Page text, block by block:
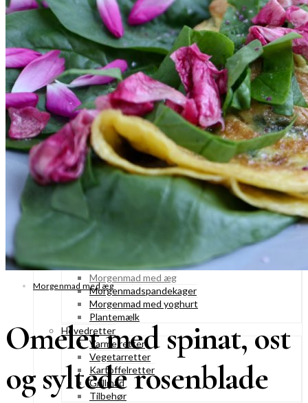
OPSKRIFTER
Bagværk
Gærbrød
Boller
Madbrød
Rugbrød
Kiks & knækbrød
Kager
Æblekager
Skærekager
Søde tærter
Muffins & cupcakes
Gærkager & sammenlagte kager
Konditorkager
Marengskager
Småkager & cookies
Vafler & pandekager
Morgenmad
Granola & müesli
Morgenmad med æg
Morgenmadspandekager
Morgenmad med yoghurt
Plantemælk
Hovedretter
Varme retter
Vegetarretter
Kartoffelretter
Grillmad
Tilbehør
Morgenmad med æg
Omelet med spinat, ost
og syltede rosenblade